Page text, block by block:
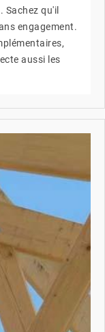
Sachez qu'il
engagement.
aussi les